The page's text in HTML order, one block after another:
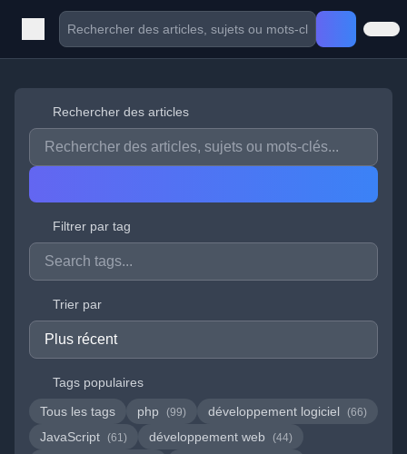
Rechercher des articles
Filtrer par tag
Trier par
Tags populaires
Tous les tags
php (99) développement logiciel (66)
JavaScript (61) développement web (44)